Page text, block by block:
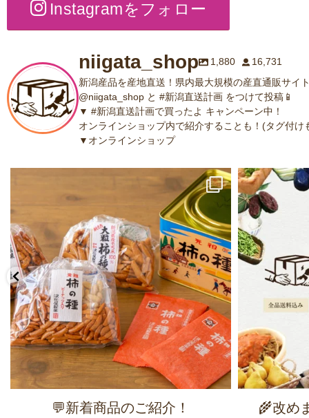
Instagramをフォロー
niigata_shop 1,880
16,731
新潟産品を産地直送！県内最大規模の産直通販サイ
@niigata_shop と #新潟直送計画 をつけて投稿📱
▼ #新潟直送計画で買ったよ キャンペーン中！
オンラインショップ内で紹介することも！(タグ付け
▼オンラインショップ
💬新着商品のご紹介！
🌾改め